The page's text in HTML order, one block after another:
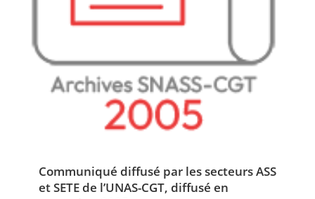
Communiqué diffusé par les secteurs ASS
et SETE de l’UNAS-CGT, diffusé en